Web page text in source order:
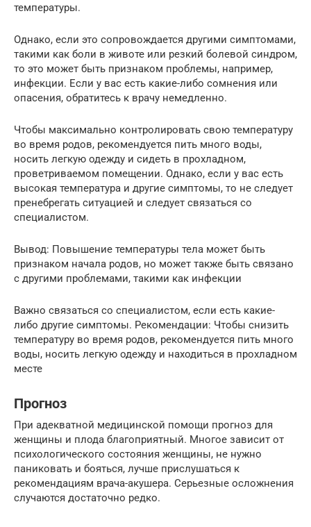
температуры.
Однако, если это сопровождается другими симптомами,
такими как боли в животе или резкий болевой синдром,
то это может быть признаком проблемы, например,
инфекции. Если у вас есть какие-либо сомнения или
опасения, обратитесь к врачу немедленно.
Чтобы максимально контролировать свою температуру
во время родов, рекомендуется пить много воды,
носить легкую одежду и сидеть в прохладном,
проветриваемом помещении. Однако, если у вас есть
высокая температура и другие симптомы, то не следует
пренебрегать ситуацией и следует связаться со
специалистом.
Вывод: Повышение температуры тела может быть
признаком начала родов, но может также быть связано
с другими проблемами, такими как инфекции
Важно связаться со специалистом, если есть какие-
либо другие симптомы. Рекомендации: Чтобы снизить
температуру во время родов, рекомендуется пить много
воды, носить легкую одежду и находиться в прохладном
месте
Прогноз
При адекватной медицинской помощи прогноз для
женщины и плода благоприятный. Многое зависит от
психологического состояния женщины, не нужно
паниковать и бояться, лучше прислушаться к
рекомендациям врача-акушера. Серьезные осложнения
случаются достаточно редко.